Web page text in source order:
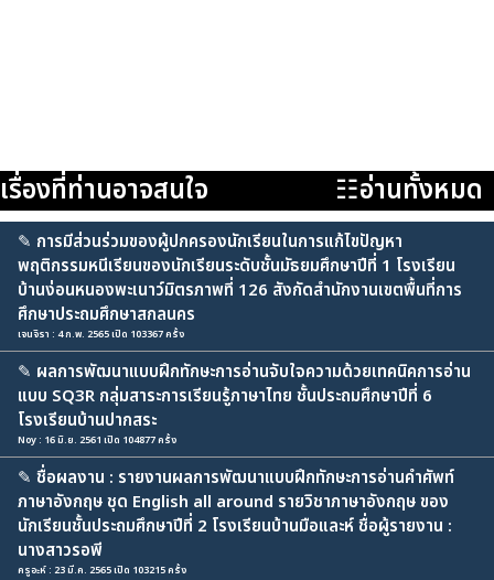
เรื่องที่ท่านอาจสนใจ ☷อ่านทั้งหมด
✎ การมีส่วนร่วมของผู้ปกครองนักเรียนในการแก้ไขปัญหา
พฤติกรรมหนีเรียนของนักเรียนระดับชั้นมัธยมศึกษาปีที่ 1 โรงเรียน
บ้านง่อนหนองพะเนาว์มิตรภาพที่ 126 สังกัดสำนักงานเขตพื้นที่การ
ศึกษาประถมศึกษาสกลนคร
เจนจิรา : 4 ก.พ. 2565 เปิด 103367 ครั้ง
✎ ผลการพัฒนาแบบฝึกทักษะการอ่านจับใจความด้วยเทคนิคการอ่าน
แบบ SQ3R กลุ่มสาระการเรียนรู้ภาษาไทย ชั้นประถมศึกษาปีที่ 6
โรงเรียนบ้านปากสระ
Noy : 16 มิ.ย. 2561 เปิด 104877 ครั้ง
✎ ชื่อผลงาน : รายงานผลการพัฒนาแบบฝึกทักษะการอ่านคำศัพท์
ภาษาอังกฤษ ชุด English all around รายวิชาภาษาอังกฤษ ของ
นักเรียนชั้นประถมศึกษาปีที่ 2 โรงเรียนบ้านมือและห์ ชื่อผู้รายงาน :
นางสาวรอพี
ครูอะห์ : 23 มี.ค. 2565 เปิด 103215 ครั้ง